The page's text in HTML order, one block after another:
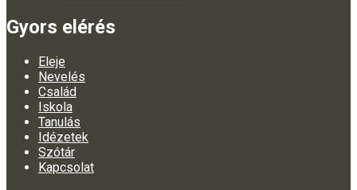
Gyors elérés
Eleje
Nevelés
Család
Iskola
Tanulás
Idézetek
Szótár
Kapcsolat